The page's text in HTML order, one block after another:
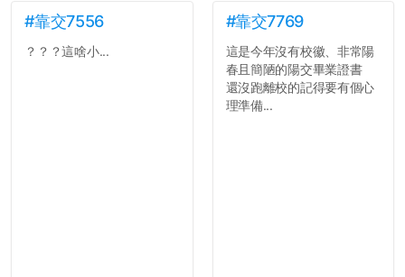
#靠交7556
？？？這啥小...
#靠交7769
這是今年沒有校徽、非常陽
春且簡陋的陽交畢業證書
還沒跑離校的記得要有個心
理準備...